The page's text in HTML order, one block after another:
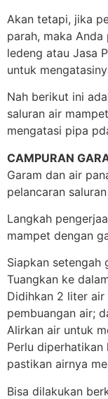
Akan tetapi, jika
parah, maka
ledeng atau Jasa
untuk
Nah berikut ini
saluran air
mengatasi pipa
CAMPURAN
Garam dan air
pelancaran
Langkah
mampet dengan
Siapkan setengah
Tuangkan ke
Didihkan 2 liter air
pembuangan air;
Alirkan air untuk
Perlu diperhatikan
pastikan airnya
Bisa dilakukan